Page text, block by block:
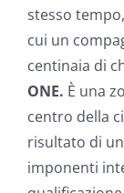
stesso
cui un
centinaia di
ONE. È una
centro della
risultato di
imponenti